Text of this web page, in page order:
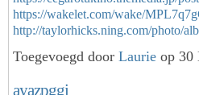
https://wakelet.com/wake/
http://taylorhicks.ning.com/photo/
Toegevoegd door Laurie op 30
ayazpggi